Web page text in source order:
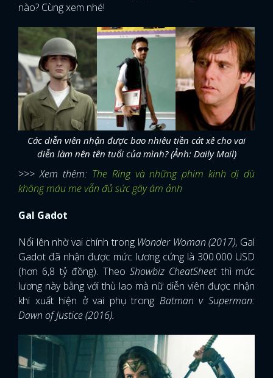
nào? Cùng xem nhé!
Các diễn viên nhận được bao nhiêu tiền cát xê cho vai
diễn làm nên tên tuổi của mình? (Ảnh: Daily Mail)
>>> Xem thêm: The Ring và những phim kinh dị dù
không máu me vẫn đủ sức gây ám ảnh
Gal Gadot
Nổi lên nhờ vai chính trong Wonder Woman (2017), Gal
Gadot đã nhận được mức lương cứng là 300.000 USD
(hơn 6,8 tỷ đồng). Theo Showbiz CheatSheetthì mức
lương này bằng với thù lao mà nữ diễn viên được nhận
khi xuất hiện ở vai phụ trong Batman v Superman:
Dawn of Justice (2016).